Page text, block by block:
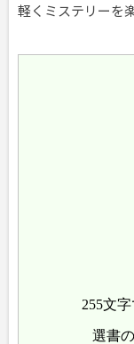
軽くミステリーを
255文
選書